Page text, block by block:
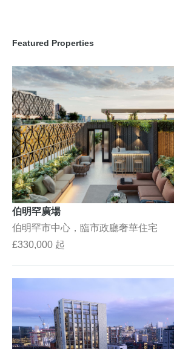
Featured Properties
伯明罕廣場
伯明罕市中心，臨市政廳奢華住宅
£330,000 起